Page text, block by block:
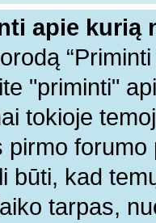
apie kurią
"priminti"
tokioje
pirmo
būti, kad
tarpas,